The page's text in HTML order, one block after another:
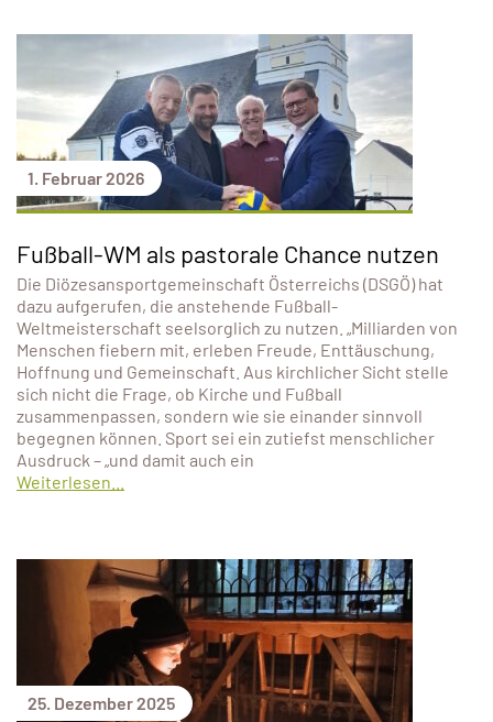
1. Februar 2026
Fußball-WM als pastorale Chance nutzen
Die Diözesansportgemeinschaft Österreichs (DSGÖ) hat
dazu aufgerufen, die anstehende Fußball-
Weltmeisterschaft seelsorglich zu nutzen. „Milliarden von
Menschen fiebern mit, erleben Freude, Enttäuschung,
Hoffnung und Gemeinschaft. Aus kirchlicher Sicht stelle
sich nicht die Frage, ob Kirche und Fußball
zusammenpassen, sondern wie sie einander sinnvoll
begegnen können. Sport sei ein zutiefst menschlicher
Ausdruck – „und damit auch ein
Weiterlesen...
25. Dezember 2025